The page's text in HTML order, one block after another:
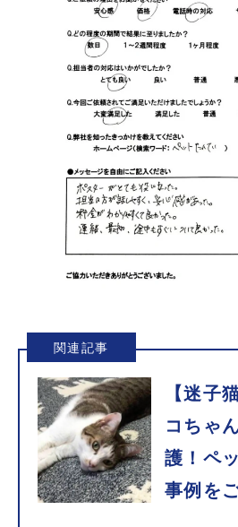
関連記事
【迷子
コちゃ
護！ペ
事例を